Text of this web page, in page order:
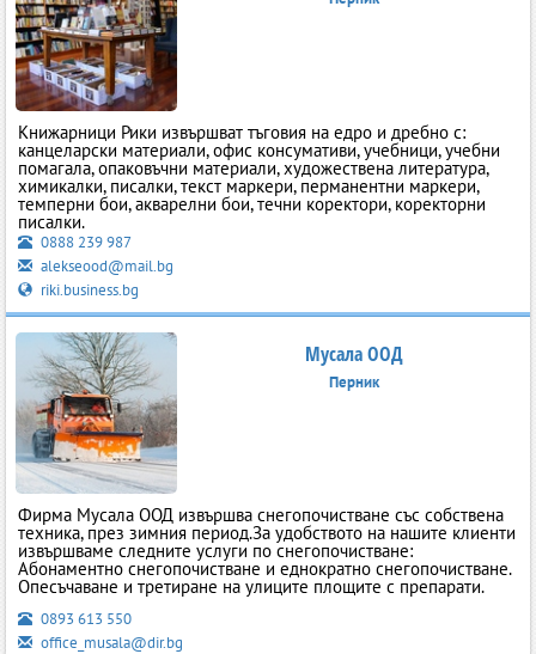
Книжарници Рики извършват тъговия на едро и дребно с:
канцеларски материали, офис консумативи, учебници, учебни
помагала, опаковъчни материали, художествена литература,
химикалки, писалки, текст маркери, перманентни маркери,
темперни бои, акварелни бои, течни коректори, коректорни
писалки.
0888 239 987
alekseood@mail.bg
riki.business.bg
Мусала ООД
Перник
Фирма Мусала ООД извършва снегопочистване със собствена
техника, през зимния период.За удобството на нашите клиенти
извършваме следните услуги по снегопочистване:
Абонаментно снегопочистване и еднократно снегопочистване.
Опесъчаване и третиране на улиците площите с препарати.
0893 613 550
office_musala@dir.bg